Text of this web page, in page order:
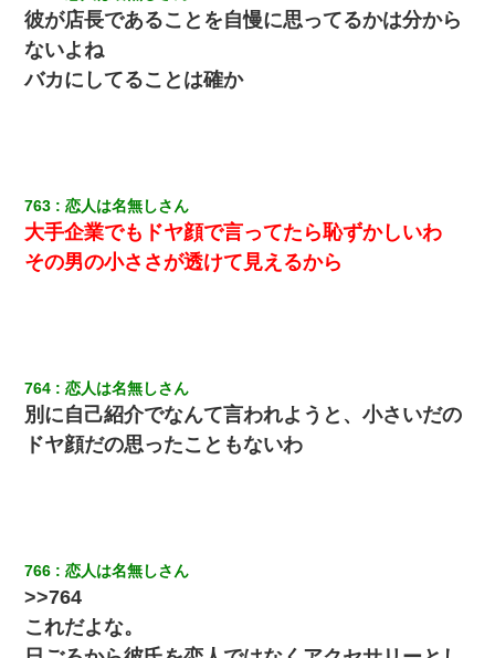
彼が店長であることを自慢に思ってるかは分から
ないよね
バカにしてることは確か
763 恋人は名無しさん
大手企業でもドヤ顔で言ってたら恥ずかしいわ
その男の小ささが透けて見えるから
764 恋人は名無しさん
別に自己紹介でなんて言われようと、小さいだの
ドヤ顔だの思ったこともないわ
766 恋人は名無しさん
>>764
これだよな。